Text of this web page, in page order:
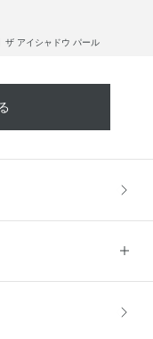
ザ アイシャドウ パール